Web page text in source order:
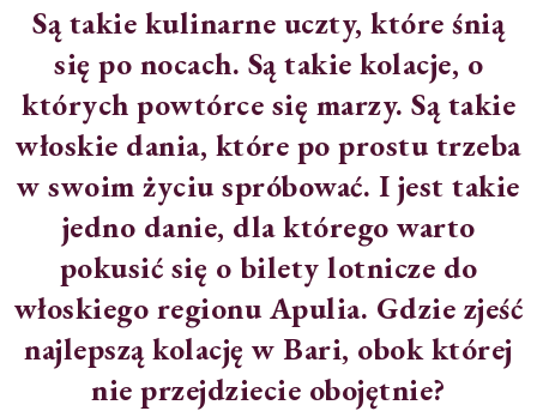
Są takie kulinarne uczty, które śnią
się po nocach. Są takie kolacje, o
których powtórce się marzy. Są takie
włoskie dania, które po prostu trzeba
w swoim życiu spróbować. I jest takie
jedno danie, dla którego warto
pokusić się o bilety lotnicze do
włoskiego regionu Apulia. Gdzie zjeść
najlepszą kolację w Bari, obok której
nie przejdziecie obojętnie?